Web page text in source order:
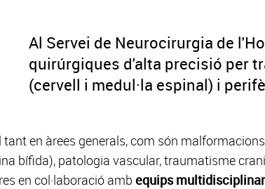
Al Servei de Neurocirurgia de
quirúrgiques d'alta precisió per
(cervell i medul·la espinal) i
en àrees generals, com són
bífida), patologia vascular, traumatisme
en col·laboració amb equips